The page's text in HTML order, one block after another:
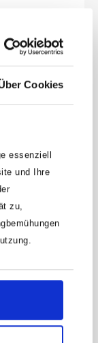
Cookies
essenziell
und Ihre
zu,
zu